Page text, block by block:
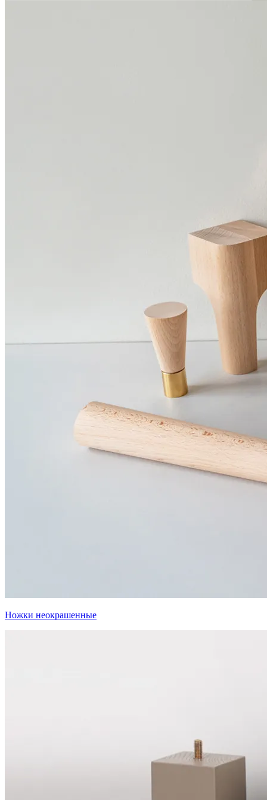
Ножки неокрашенные